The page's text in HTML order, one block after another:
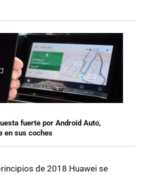
fuerte por Android Auto,
en sus coches
de 2018 Huawei se